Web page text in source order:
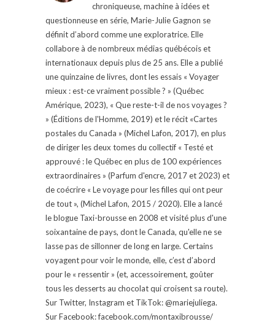
chroniqueuse, machine à idées et
questionneuse en série, Marie-Julie Gagnon se
définit d’abord comme une exploratrice. Elle
collabore à de nombreux médias québécois et
internationaux depuis plus de 25 ans. Elle a publié
une quinzaine de livres, dont les essais « Voyager
mieux : est-ce vraiment possible ? » (Québec
Amérique, 2023), « Que reste-t-il de nos voyages ?
» (Éditions de l'Homme, 2019) et le récit «Cartes
postales du Canada » (Michel Lafon, 2017), en plus
de diriger les deux tomes du collectif « Testé et
approuvé : le Québec en plus de 100 expériences
extraordinaires » (Parfum d'encre, 2017 et 2023) et
de coécrire « Le voyage pour les filles qui ont peur
de tout », (Michel Lafon, 2015 / 2020). Elle a lancé
le blogue Taxi-brousse en 2008 et visité plus d'une
soixantaine de pays, dont le Canada, qu'elle ne se
lasse pas de sillonner de long en large. Certains
voyagent pour voir le monde, elle, c’est d’abord
pour le « ressentir » (et, accessoirement, goûter
tous les desserts au chocolat qui croisent sa route).
Sur Twitter, Instagram et TikTok: @mariejuliega.
Sur Facebook: facebook.com/montaxibrousse/